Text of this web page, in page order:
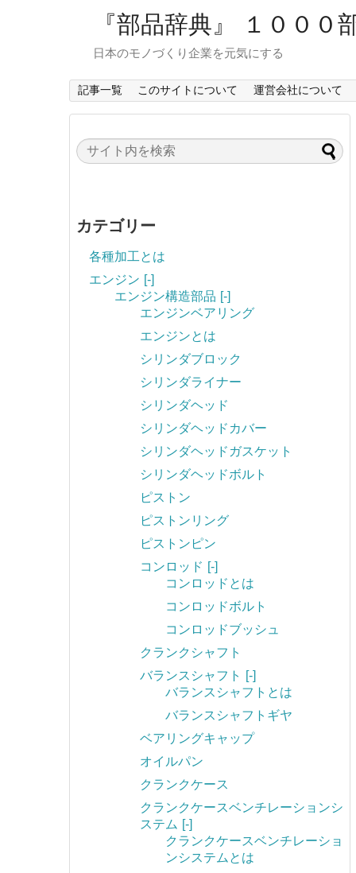
『部品辞典』 １００
日本のモノづくり企業を元気にする
記事一覧 このサイトについて 運営会社について
カテゴリー
各種加工とは
エンジン [-]
エンジン構造部品 [-]
エンジンベアリング
エンジンとは
シリンダブロック
シリンダライナー
シリンダヘッド
シリンダヘッドカバー
シリンダヘッドガスケット
シリンダヘッドボルト
ピストン
ピストンリング
ピストンピン
コンロッド [-]
コンロッドとは
コンロッドボルト
コンロッドブッシュ
クランクシャフト
バランスシャフト
[-]
バランスシャフトとは
バランスシャフトギヤ
ベアリングキャップ
オイルパン
クランクケース
クランクケースベンチレーションシ
ステム [-]
クランクケースベンチレーショ
ンシステムとは